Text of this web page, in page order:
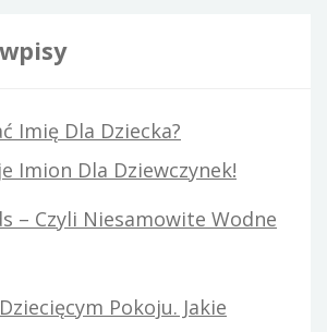
Imię Dla Dziecka?
Imion Dla Dziewczynek!
– Czyli Niesamowite Wodne
Pokoju. Jakie